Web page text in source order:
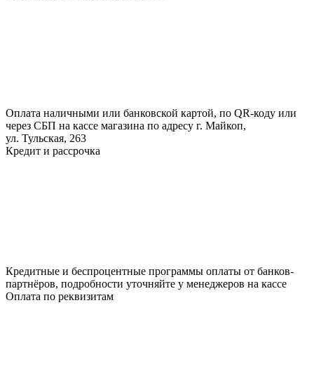
Оплата наличными или банковской картой, по QR-коду или
через СБП на кассе магазина по адресу г. Майкоп,
ул. Тульская, 263
Кредит и рассрочка
Кредитные и беспроцентные программы оплаты от банков-
партнёров, подробности уточняйте у менеджеров на кассе
Оплата по реквизитам